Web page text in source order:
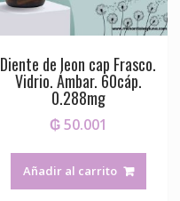
Diente de leon cap Frasco.
Vidrio. Ámbar. 60cáp.
0.288mg
₲50.001
Añadir al carrito